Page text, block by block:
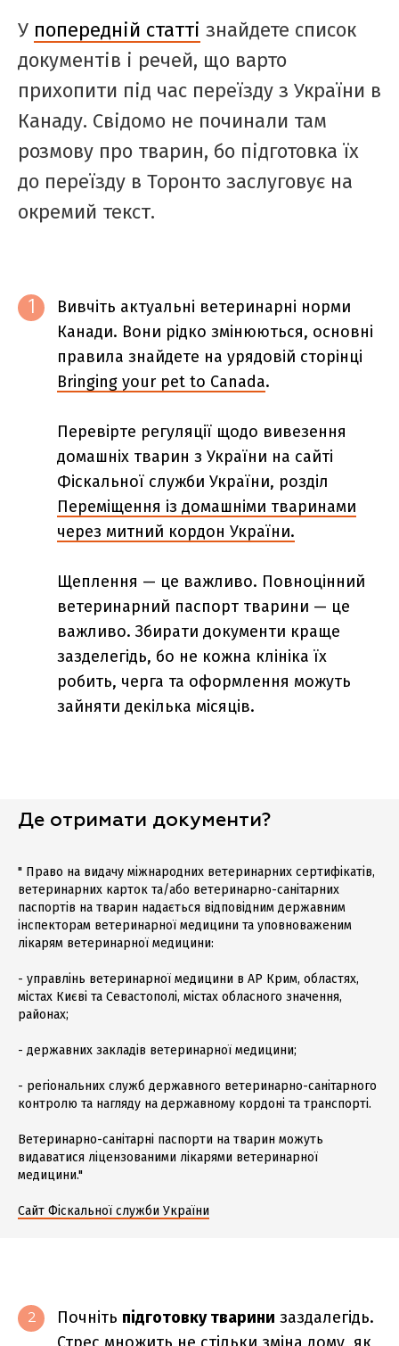
У попередній статті знайдете список
документів і речей, що варто
прихопити під час переїзду з України в
Канаду. Свідомо не починали там
розмову про тварин, бо підготовка їх
до переїзду в Торонто заслуговує на
окремий текст.
1
Вивчіть актуальні ветеринарні норми
Канади. Вони рідко змінюються, основні
правила знайдете на урядовій сторінці
Bringing your pet to Canada.
Перевірте регуляції щодо вивезення
домашніх тварин з України на сайті
Фіскальної служби України, розділ
Переміщення із домашніми тваринами
через митний кордон України.
Щеплення — це важливо. Повноцінний
ветеринарний паспорт тварини — це
важливо. Збирати документи краще
зазделегідь, бо не кожна клініка їх
робить, черга та оформлення можуть
зайняти декілька місяців.
Де отримати документи?
" Право на видачу міжнародних ветеринарних сертифікатів,
ветеринарних карток та/або ветеринарно-санітарних
паспортів на тварин надається відповідним державним
інспекторам ветеринарної медицини та уповноваженим
лікарям ветеринарної медицини:
- управлінь ветеринарної медицини в АР Крим, областях,
містах Києві та Севастополі, містах обласного значення,
районах;
- державних закладів ветеринарної медицини;
- регіональних служб державного ветеринарно-санітарного
контролю та нагляду на державному кордоні та транспорті.
Ветеринарно-санітарні паспорти на тварин можуть
видаватися ліцензованими лікарями ветеринарної
медицини."
Сайт Фіскальної служби України
2 Почніть підготовку тварини заздалегідь.